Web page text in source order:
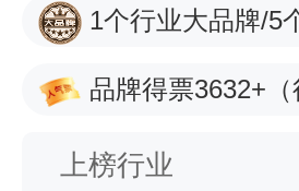
1个行业大品牌/5
品牌得票3632+
上榜行业